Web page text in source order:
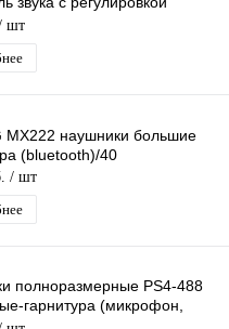
для пожилых людей
шт
MX222 наушники большие
(bluetooth)/40
/ шт
полноразмерные PS4-488
гарнитура (микрофон,
AUX) черно-